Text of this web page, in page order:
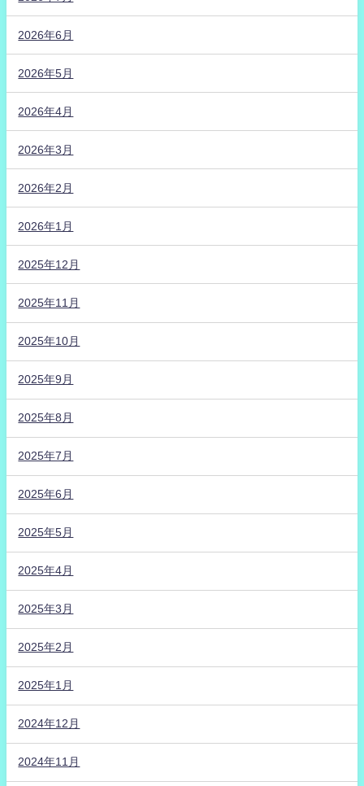
2026年6月
2026年5月
2026年4月
2026年3月
2026年2月
2026年1月
2025年12月
2025年11月
2025年10月
2025年9月
2025年8月
2025年7月
2025年6月
2025年5月
2025年4月
2025年3月
2025年2月
2025年1月
2024年12月
2024年11月